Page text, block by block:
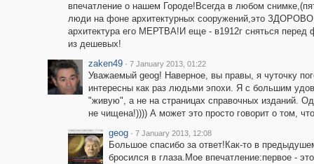
впечатление о нашем Городе!Всегда в любом
люди на фоне архитектурных сооружений,это
архитектура его МЕРТВА!И еще - в1912г сняться перед
из дешевых!
zaken49 · 7 January 2013, 01:22
Уважаемый geog! Наверное, вы правы, я чуточку
интересны как раз людьми эпохи. Я с большим
"живую", а не на страницах справочных изданий.
не чищена!)))) А может это просто говорит о том,
geog · 7 January 2013, 12:08
Большое спасибо за ответ!Как-то в
бросился в глаза.Мое впечатление:первое -